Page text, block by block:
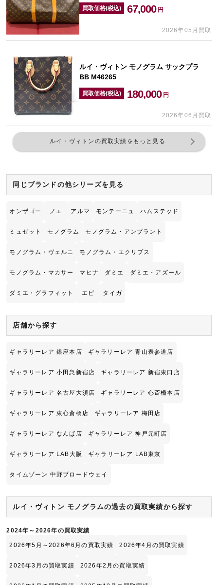
買取価格(税込) 67,000 円
2026年05月買取
ルイ・ヴィトン モノグラム サックプラ
BB M46265
買取価格(税込) 180,000 円
2026年06月買取
ルイ・ヴィトンの買取実績をもっと見る
同じブランドの他シリーズを見る
オンザゴー ノエ アルマ モンテーニュ ハムステッド
ミュゼット モノグラム モノグラム・アンプラント
モノグラム・ヴェルニ モノグラム・エクリプス
モノグラム・マカサー マヒナ ダミエ ダミエ・アズール
ダミエ・グラフィット エピ タイガ
店舗から探す
ギャラリーレア 銀座本店 ギャラリーレア 青山表参道店
ギャラリーレア 小田急新宿店 ギャラリーレア 新宿東口店
ギャラリーレア 名古屋大須店 ギャラリーレア 心斎橋本店
ギャラリーレア 東心斎橋店 ギャラリーレア 梅田店
ギャラリーレア なんば店 ギャラリーレア 神戸元町店
ギャラリーレア LAB大阪 ギャラリーレア LAB東京
タイムゾーン 中野ブロードウェイ
ルイ・ヴィトン モノグラムの過去の買取実績から探す
2024年～2026年の買取実績
2026年5月～2026年6月の買取実績 2026年4月の買取実績
2026年3月の買取実績 2026年2月の買取実績